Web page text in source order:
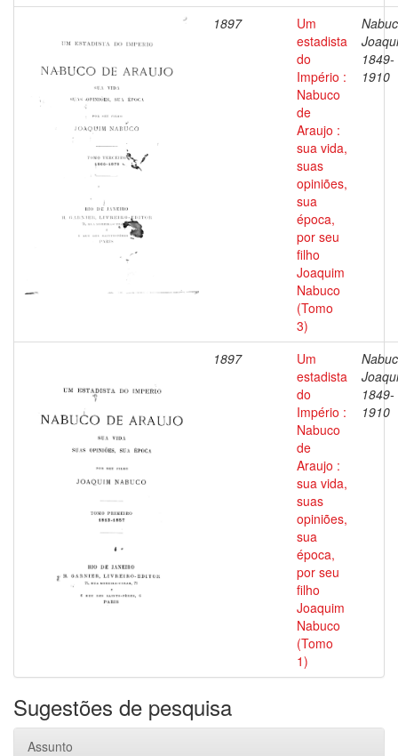
1897
Um
estadista
do
Império :
Nabuco
de
Araujo :
sua vida,
suas
opiniões,
sua
época,
por seu
filho
Joaquim
Nabuco
(Tomo
3)
1849-
1910
1897
Um
estadista
do
Império :
Nabuco
de
Araujo :
sua vida,
suas
opiniões,
sua
época,
por seu
filho
Joaquim
Nabuco
(Tomo
1)
1849-
1910
Sugestões de pesquisa
Assunto